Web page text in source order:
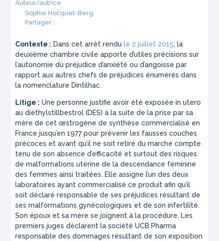
Auteur/autrice
Sophie Hocquet-Berg
Partager :
Contexte : Dans cet arrêt rendule 2 juillet 2015, la
deuxième chambre civile apporte d’utiles précisions sur
l’autonomie du préjudice d’anxiété ou d’angoisse par
rapport aux autres chefs de préjudices énumérés dans
la nomenclature Dintilhac.
Litige : Une personne justifie avoir été exposéein utero
au diéthylstillbestrol (DES) à la suite de la prise par sa
mère de cet œstrogène de synthèse commercialisé en
France jusqu’en 1977 pour prévenir les fausses couches
précoces et avant qu’il ne soit retiré du marché compte
tenu de son absence d’efficacité et surtout des risques
de malformations utérine de la descendance féminine
des femmes ainsi traitées. Elle assigne l’un des deux
laboratoires ayant commercialisé ce produit afin qu’il
soit déclaré responsable de ses préjudices résultant de
ses malformations gynécologiques et de son infertilité.
Son époux et sa mère se joignent à la procédure. Les
premiers juges déclarent la société UCB Pharma
responsable des dommages résultant de son exposition